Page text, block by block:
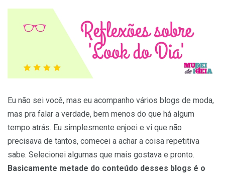
Eu não sei você, mas eu acompanho vários blogs de moda,
mas pra falar a verdade, bem menos do que há algum
tempo atrás. Eu simplesmente enjoei e vi que não
precisava de tantos, comecei a achar a coisa repetitiva
sabe. Selecionei algumas que mais gostava e pronto.
Basicamente metade do conteúdo desses blogs é o